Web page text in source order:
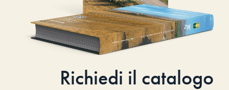
Richiedi il catalogo